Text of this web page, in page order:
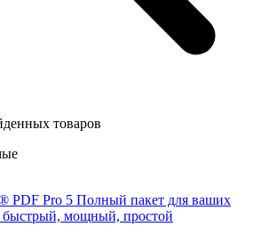
товаров
PDF Pro 5 Полный пакет для ваших
мощный, простой